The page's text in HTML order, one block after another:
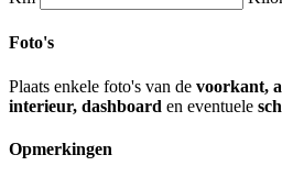
Foto's
Plaats enkele foto's van de voorkant,
interieur, dashboard en eventuele
Opmerkingen